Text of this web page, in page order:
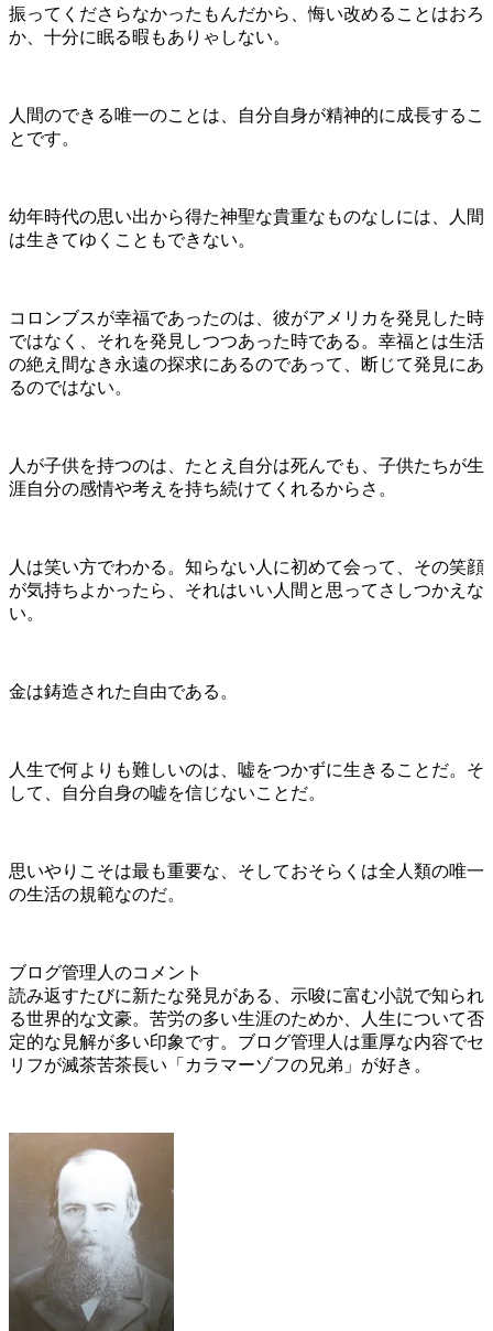
振ってくださらなかったもんだから、悔い改めることはおろ
か、十分に眠る暇もありゃしない。
人間のできる唯一のことは、自分自身が精神的に成長するこ
とです。
幼年時代の思い出から得た神聖な貴重なものなしには、人間
は生きてゆくこともできない。
コロンブスが幸福であったのは、彼がアメリカを発見した時
ではなく、それを発見しつつあった時である。幸福とは生活
の絶え間なき永遠の探求にあるのであって、断じて発見にあ
るのではない。
人が子供を持つのは、たとえ自分は死んでも、子供たちが生
涯自分の感情や考えを持ち続けてくれるからさ。
人は笑い方でわかる。知らない人に初めて会って、その笑顔
が気持ちよかったら、それはいい人間と思ってさしつかえな
い。
金は鋳造された自由である。
人生で何よりも難しいのは、嘘をつかずに生きることだ。そ
して、自分自身の嘘を信じないことだ。
思いやりこそは最も重要な、そしておそらくは全人類の唯一
の生活の規範なのだ。
ブログ管理人のコメント
読み返すたびに新たな発見がある、示唆に富む小説で知られ
る世界的な文豪。苦労の多い生涯のためか、人生について否
定的な見解が多い印象です。ブログ管理人は重厚な内容でセ
リフが滅茶苦茶長い「カラマーゾフの兄弟」が好き。